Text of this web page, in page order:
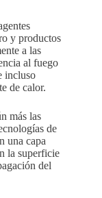
y productos
a las
al fuego
incluso
de calor.
más las
de
una capa
la superficie
del